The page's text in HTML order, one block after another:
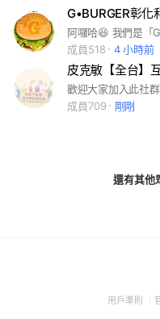
G•BURGER彰化
成員518
4 小時前
皮克敏【全台】
成員709
剛剛
還有其他
用戶準則